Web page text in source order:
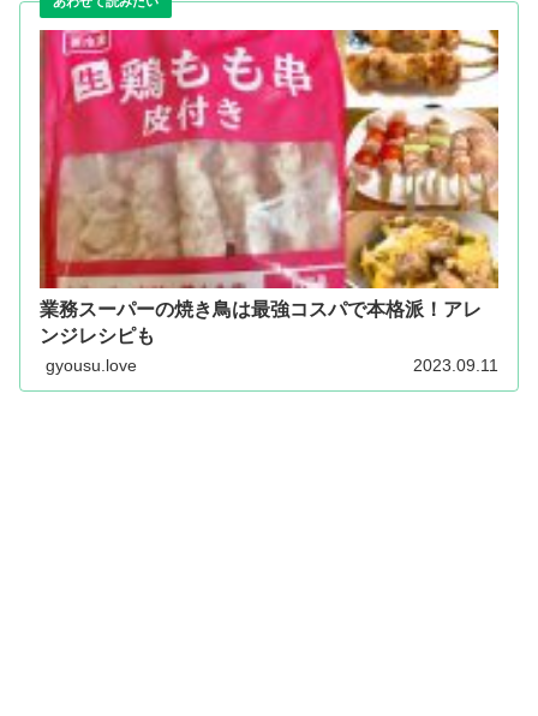
業務スーパーの焼き鳥は最強コスパで本格派！アレ
ンジレシピも
gyousu.love 2023.09.11